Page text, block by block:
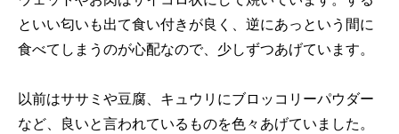
といい匂いも出て食い付きが良く、逆にあっという間に
食べてしまうのが心配なので、少しずつあげています。
以前はササミや豆腐、キュウリにブロッコリーパウダー
など、良いと言われているものを色々あげていました。